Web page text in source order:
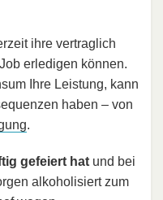
ihre vertraglich
erledigen können.
Ihre Leistung, kann
haben – von
.
gefeiert hat und bei
alkoholisiert zum